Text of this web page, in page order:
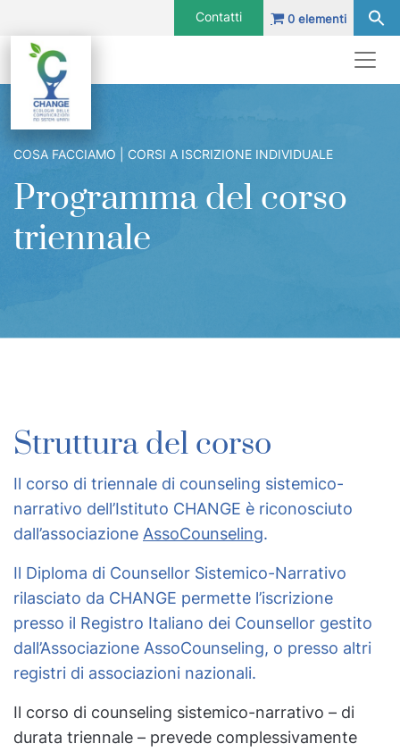
Navigazione principale
Contatti 0 elementi
Navigazione principale
COSA FACCIAMO | CORSI A ISCRIZIONE INDIVIDUALE
Programma del corso
triennale
Struttura del corso
Il corso di triennale di counseling sistemico-
narrativo dell’Istituto CHANGE è riconosciuto
dall’associazione AssoCounseling.
Il Diploma di Counsellor Sistemico-Narrativo
rilasciato da CHANGE permette l’iscrizione
presso il Registro Italiano dei Counsellor gestito
dall’Associazione AssoCounseling, o presso altri
registri di associazioni nazionali.
Il corso di counseling sistemico-narrativo – di
durata triennale – prevede complessivamente